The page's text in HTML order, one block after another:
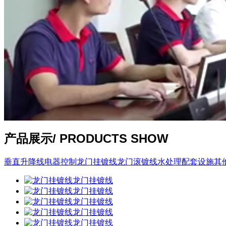
产品展示/ PRODUCTS SHOW
垂直升降线电器控制 龙门挂镀线龙门滚镀线水处理配套设施其
龙门挂镀线
龙门挂镀线
龙门挂镀线
龙门挂镀线
龙门挂镀线